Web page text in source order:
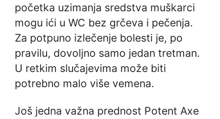
početka uzimanja sredstva muškarci
mogu ići u WC bez grčeva i pečenja.
Za potpuno izlečenje bolesti je, po
pravilu, dovoljno samo jedan tretman.
U retkim slučajevima može biti
potrebno malo više vemena.
Još jedna važna prednost Potent Axe